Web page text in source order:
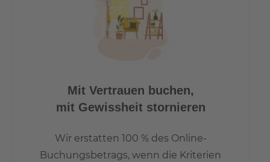
beliebtesten Badeseen Berlins ist mit dem Auto in zehn
- Berlin-Hbf ca. 30 Min. Fahrzeit
- Tramhaltestelle in 5 Gehminuten
- A113 ca. 7 km / 13 Autominuten
- A100 ca. 13 km / 17 Autominuten
Mit Vertrauen buchen,
mit Gewissheit stornieren
Wir erstatten 100 % des Online-
Buchungsbetrags, wenn die Kriterien